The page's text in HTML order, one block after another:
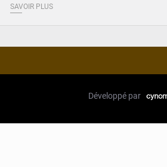
SAVOIR PLUS
Développé par